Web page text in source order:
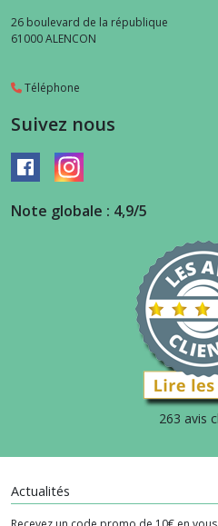
26 boulevard de la république
61000ALENCON
Téléphone
Suivez nous
Note globale : 4,9/5
263 avis
Actualités